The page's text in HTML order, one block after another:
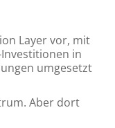
Layer vor, mit
in
umgesetzt
Aber dort